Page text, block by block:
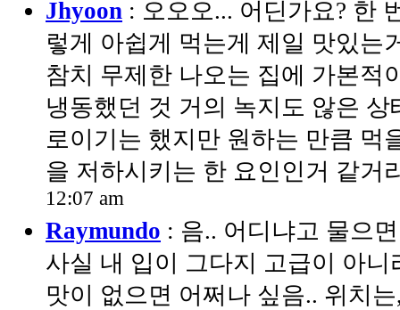
Jhyoon : 오오오... 어딘가요? 한
렇게 아쉽게 먹는게 제일 맛있는
참치 무제한 나오는 집에 가본적
냉동했던 것 거의 녹지도 않은
로이기는 했지만 원하는 만큼 먹
을 저하시키는 한 요인인거 같거
12:07 am
Raymundo : 음.. 어디냐고 물으
사실 내 입이 그다지 고급이 아
맛이 없으면 어쩌나 싶음.. 위치